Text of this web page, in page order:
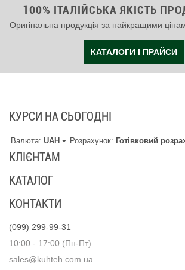
100% ІТАЛІЙСЬКА ЯКІСТЬ
Оригінальна продукція за найкращими
КАТАЛОГИ І ПРАЙСИ
КУРСИ НА СЬОГОДНІ
Валюта: UAH Розрахунок: Готівковий
КЛІЄНТАМ
КАТАЛОГ
КОНТАКТИ
(099) 299-99-31
10:00 - 17:00 (Пн-Пт)
sales@kuhteh.com.ua